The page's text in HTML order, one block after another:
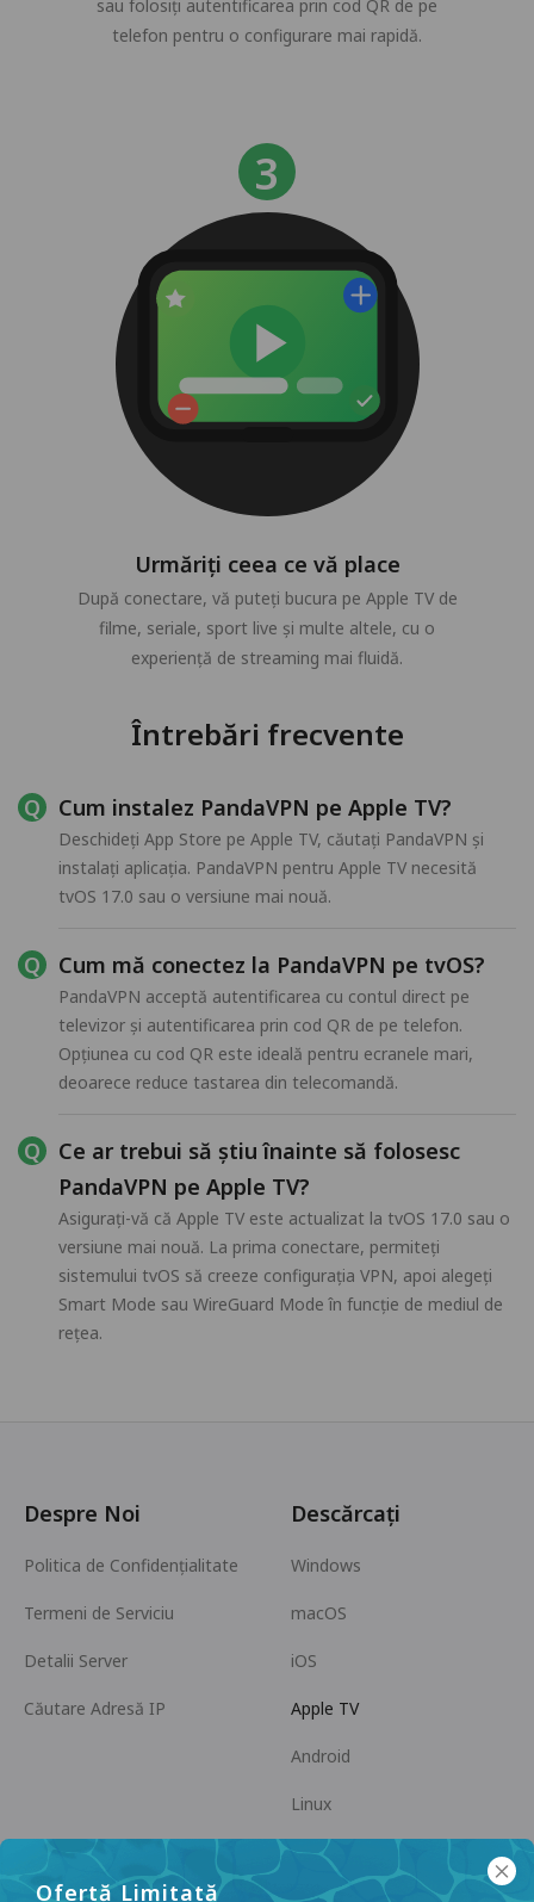
sau folosiți autentificarea prin cod QR de pe
telefon pentru o configurare mai rapidă.
Urmăriți ceea ce vă place
După conectare, vă puteți bucura pe Apple TV de
filme, seriale, sport live și multe altele, cu o
experiență de streaming mai fluidă.
Întrebări frecvente
Cum instalez PandaVPN pe Apple TV?
Deschideți App Store pe Apple TV, căutați PandaVPN și
instalați aplicația. PandaVPN pentru Apple TV necesită
tvOS 17.0 sau o versiune mai nouă.
Cum mă conectez la PandaVPN pe tvOS?
PandaVPN acceptă autentificarea cu contul direct pe
televizor și autentificarea prin cod QR de pe telefon.
Opțiunea cu cod QR este ideală pentru ecranele mari,
deoarece reduce tastarea din telecomandă.
Ce ar trebui să știu înainte să folosesc
PandaVPN pe Apple TV?
Asigurați-vă că Apple TV este actualizat la tvOS 17.0 sau o
versiune mai nouă. La prima conectare, permiteți
sistemului tvOS să creeze configurația VPN, apoi alegeți
Smart Mode sau WireGuard Mode în funcție de mediul de
rețea.
Ofertă Limitată
Despre Noi
Politica de Confidențialitate
Termeni de Serviciu
Detalii Server
Căutare Adresă IP
Descărcați
Windows
macOS
iOS
Apple TV
Android
Linux
Android TV